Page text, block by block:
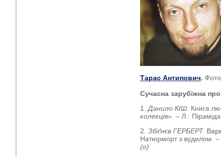
Тарас Антипович.
Сучасна зарубіжна
1. Данило КІШ. Книга
колекція». – Л.:
2. Збіґнєв ГЕРБЕРТ.
Натюрморт з вудилом. –
(о)